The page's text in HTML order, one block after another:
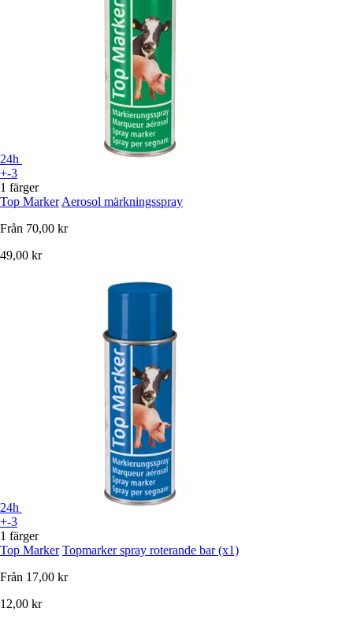
24h
+-3
1 färger
Top Marker Aerosol märkningsspray
Från 70,00 kr
49,00 kr
24h
+-3
1 färger
Top Marker Topmarker spray roterande bar (x1)
Från 17,00 kr
12,00 kr